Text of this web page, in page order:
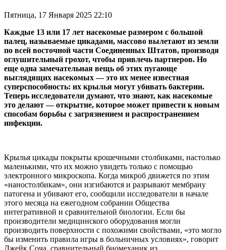
Пятница, 17 Января 2025 22:10
Каждые 13 или 17 лет насекомые размером с большой
палец, называемые цикадами, массово вылетают из земли
по всей восточной части Соединенных Штатов, производя
оглушительный грохот, чтобы привлечь партнеров. Но
еще одна замечательная вещь об этих пугающе
выглядящих насекомых — это их менее известная
суперспособность: их крылья могут убивать бактерии.
Теперь исследователи думают, что знают, как насекомые
это делают — открытие, которое может привести к новым
способам борьбы с загрязнением и распространением
инфекции.
Крылья цикады покрыты крошечными столбиками, настолько
маленькими, что их можно увидеть только с помощью
электронного микроскопа. Когда микроб движется по этим
«наностолбикам», они изгибаются и разрывают мембрану
патогена и убивают его, сообщили исследователи в начале
этого месяца на ежегодном собрании Общества
интегративной и сравнительной биологии. Если бы
производители медицинского оборудования могли
производить поверхности с похожими свойствами, «это могло
бы изменить правила игры в больничных условиях», говорит
Джейк Соча, сравнительный биомеханик из